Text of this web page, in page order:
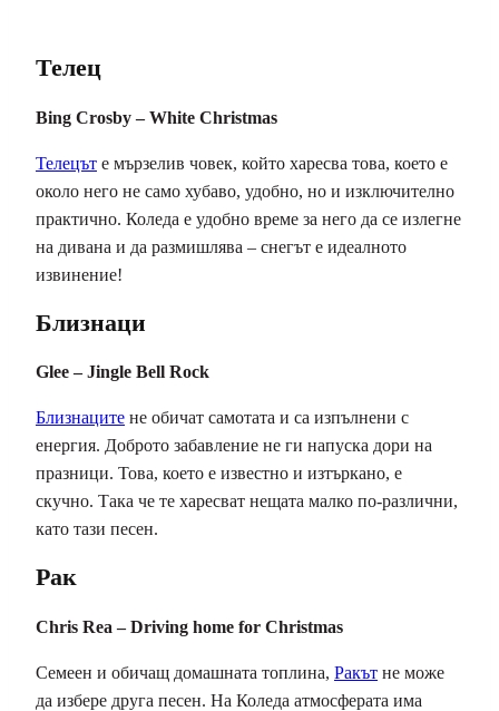
Телец
Bing Crosby – White Christmas
Телецът е мързелив човек, който харесва това, което е
около него не само хубаво, удобно, но и изключително
практично. Коледа е удобно време за него да се излегне
на дивана и да размишлява – снегът е идеалното
извинение!
Близнаци
Glee – Jingle Bell Rock
Близнаците не обичат самотата и са изпълнени с
енергия. Доброто забавление не ги напуска дори на
празници. Това, което е известно и изтъркано, е
скучно. Така че те харесват нещата малко по-различни,
като тази песен.
Рак
Chris Rea – Driving home for Christmas
Семеен и обичащ домашната топлина, Ракът не може
да избере друга песен. На Коледа атмосферата има